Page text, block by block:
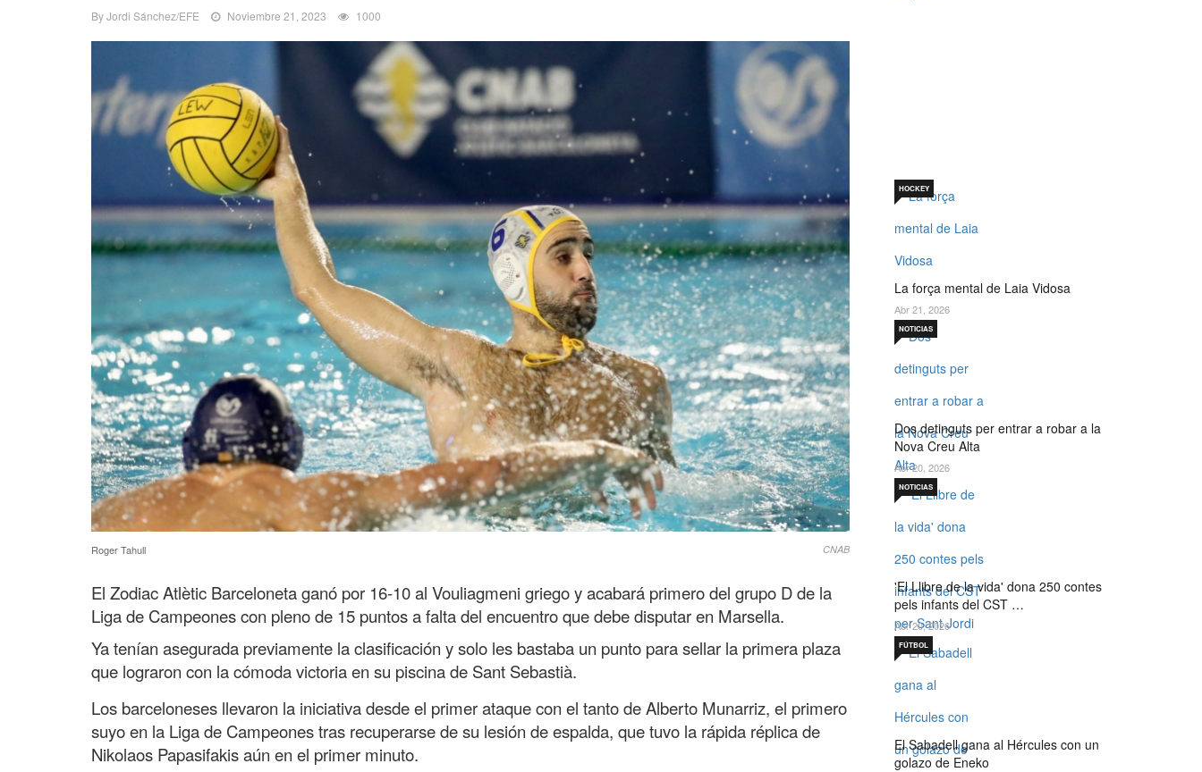
By Jordi Sánchez/EFE Noviembre 21, 2023 1000
Roger Tahull CNAB
El Zodiac Atlètic Barceloneta ganó por 16-10 al Vouliagmeni griego y acabará primero del grupo D de la
Liga de Campeones con pleno de 15 puntos a falta del encuentro que debe disputar en Marsella.
Ya tenían asegurada previamente la clasificación y solo les bastaba un punto para sellar la primera plaza
que lograron con la cómoda victoria en su piscina de Sant Sebastià.
Los barceloneses llevaron la iniciativa desde el primer ataque con el tanto de Alberto Munarriz, el primero
suyo en la Liga de Campeones tras recuperarse de su lesión de espalda, que tuvo la rápida réplica de
Nikolaos Papasifakis aún en el primer minuto.
La força mental de Laia Vidosa
HOCKEY
Abr 21, 2026
Dos detinguts per entrar a robar a la
Nova Creu Alta
NOTICIAS
Abr 20, 2026
'El Llibre de la vida' dona 250 contes
pels infants del CST …
NOTICIAS
Abr 20, 2026
El Sabadell gana al Hércules con un
golazo de Eneko
FÚTBOL